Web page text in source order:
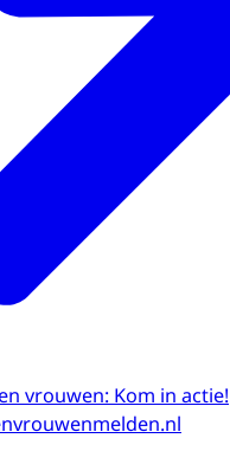
vrouwen: Kom in actie!